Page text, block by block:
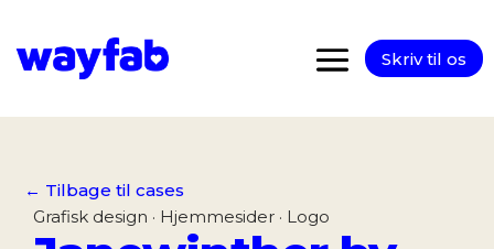
Skriv til os
← Tilbage til cases
Grafisk design · Hjemmesider · Logo